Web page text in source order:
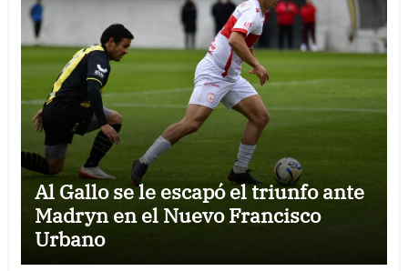
Al Gallo se le escapó el triunfo ante
Madryn en el Nuevo Francisco
Urbano